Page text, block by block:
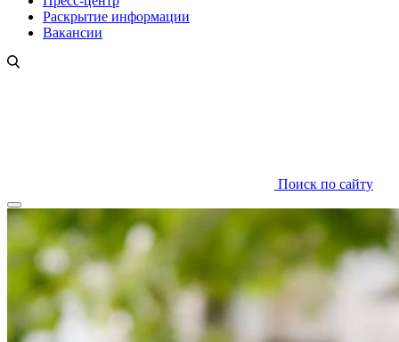
Раскрытие информации
Вакансии
Поиск по сайту